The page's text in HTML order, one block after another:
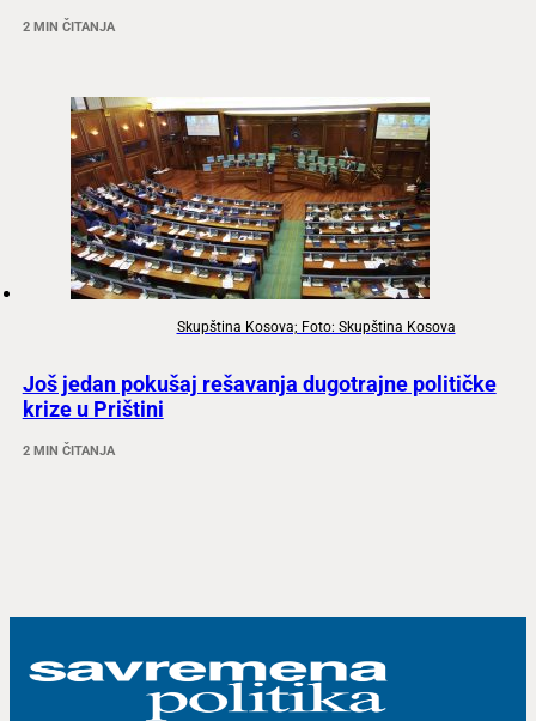
2 MIN ČITANJA
Skupština Kosova; Foto: Skupština Kosova
Još jedan pokušaj rešavanja dugotrajne političke
krize u Prištini
2 MIN ČITANJA